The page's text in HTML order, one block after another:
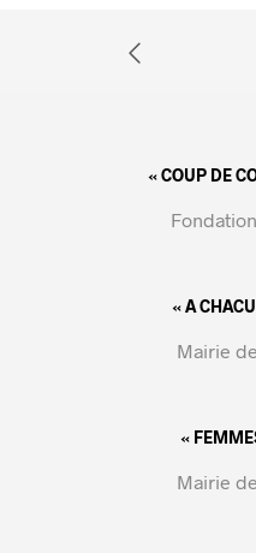
« COUP DE
« A
Mairie
«
Mairie